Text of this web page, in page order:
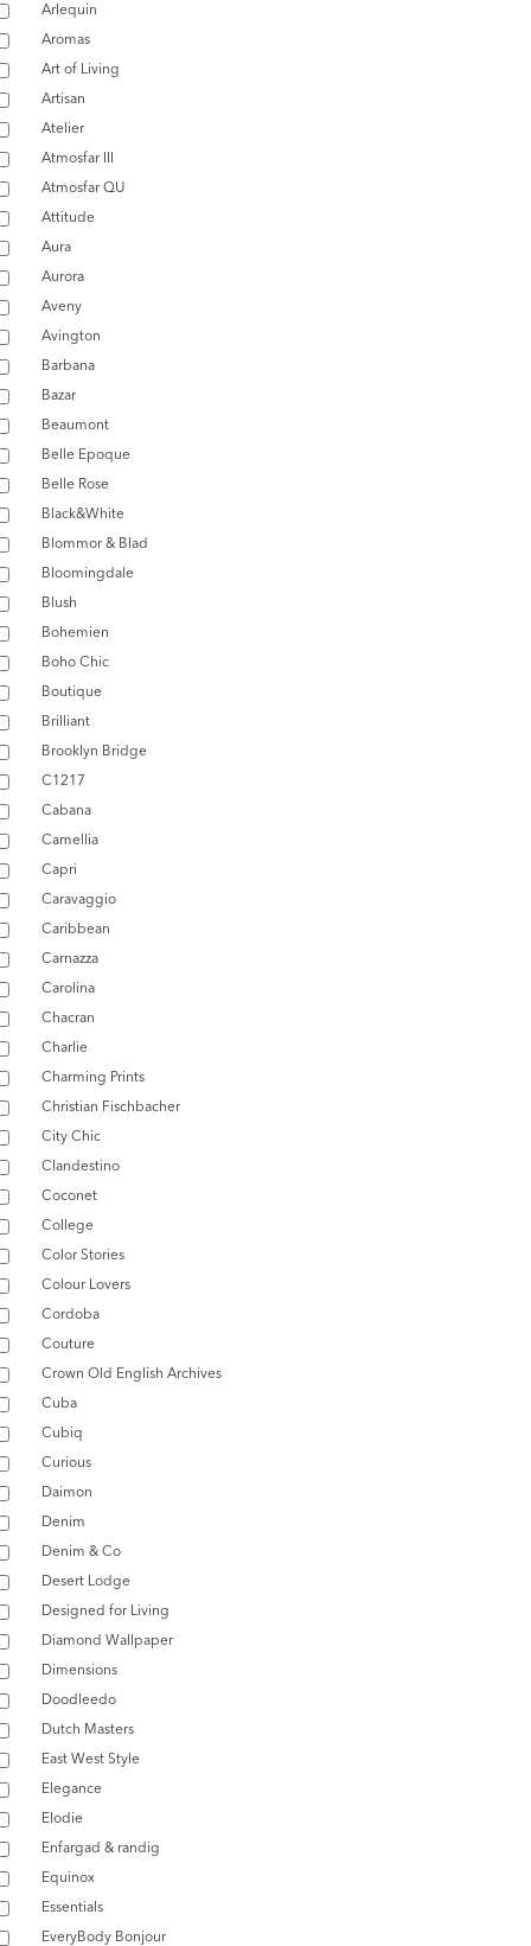
Arlequin
Aromas
Art of Living
Artisan
Atelier
Atmosfar III
Atmosfar QU
Attitude
Aura
Aurora
Aveny
Avington
Barbana
Bazar
Beaumont
Belle Epoque
Belle Rose
Black&White
Blommor & Blad
Bloomingdale
Blush
Bohemien
Boho Chic
Boutique
Brilliant
Brooklyn Bridge
C1217
Cabana
Camellia
Capri
Caravaggio
Caribbean
Carnazza
Carolina
Chacran
Charlie
Charming Prints
Christian Fischbacher
City Chic
Clandestino
Coconet
College
Color Stories
Colour Lovers
Cordoba
Couture
Crown Old English Archives
Cuba
Cubiq
Curious
Daimon
Denim
Denim & Co
Desert Lodge
Designed for Living
Diamond Wallpaper
Dimensions
Doodleedo
Dutch Masters
East West Style
Elegance
Elodie
Enfargad & randig
Equinox
Essentials
EveryBody Bonjour